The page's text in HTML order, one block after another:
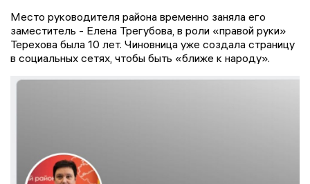
Место руководителя района временно заняла его
заместитель - Елена Трегубова, в роли «правой руки»
Терехова была 10 лет. Чиновница уже создала страницу
в социальных сетях, чтобы быть «ближе к народу».